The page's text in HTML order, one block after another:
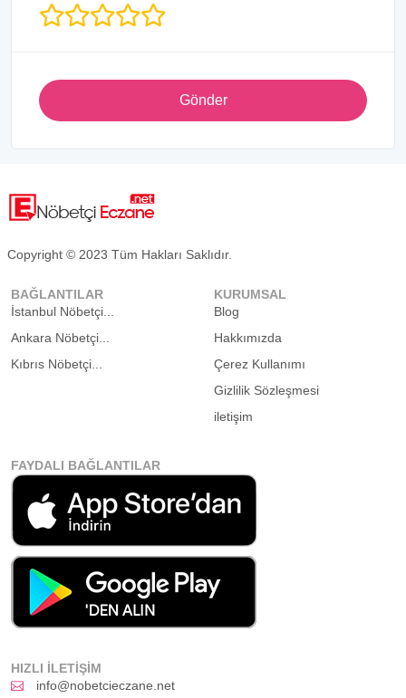
Gönder
Copyright © 2023 Tüm Hakları Saklıdır.
BAĞLANTILAR
İstanbul Nöbetçi...
Ankara Nöbetçi...
Kıbrıs Nöbetçi...
KURUMSAL
Blog
Hakkımızda
Çerez Kullanımı
Gizlilik Sözleşmesi
iletişim
FAYDALI BAĞLANTILAR
HIZLI İLETIŞIM
info@nobetcieczane.net